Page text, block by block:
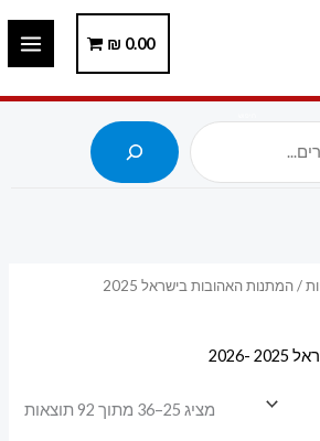
0.00
₪
/
המתנות האהובות בישראל 2025
-2026
מציג 25–36 מתוך 92 תוצאות